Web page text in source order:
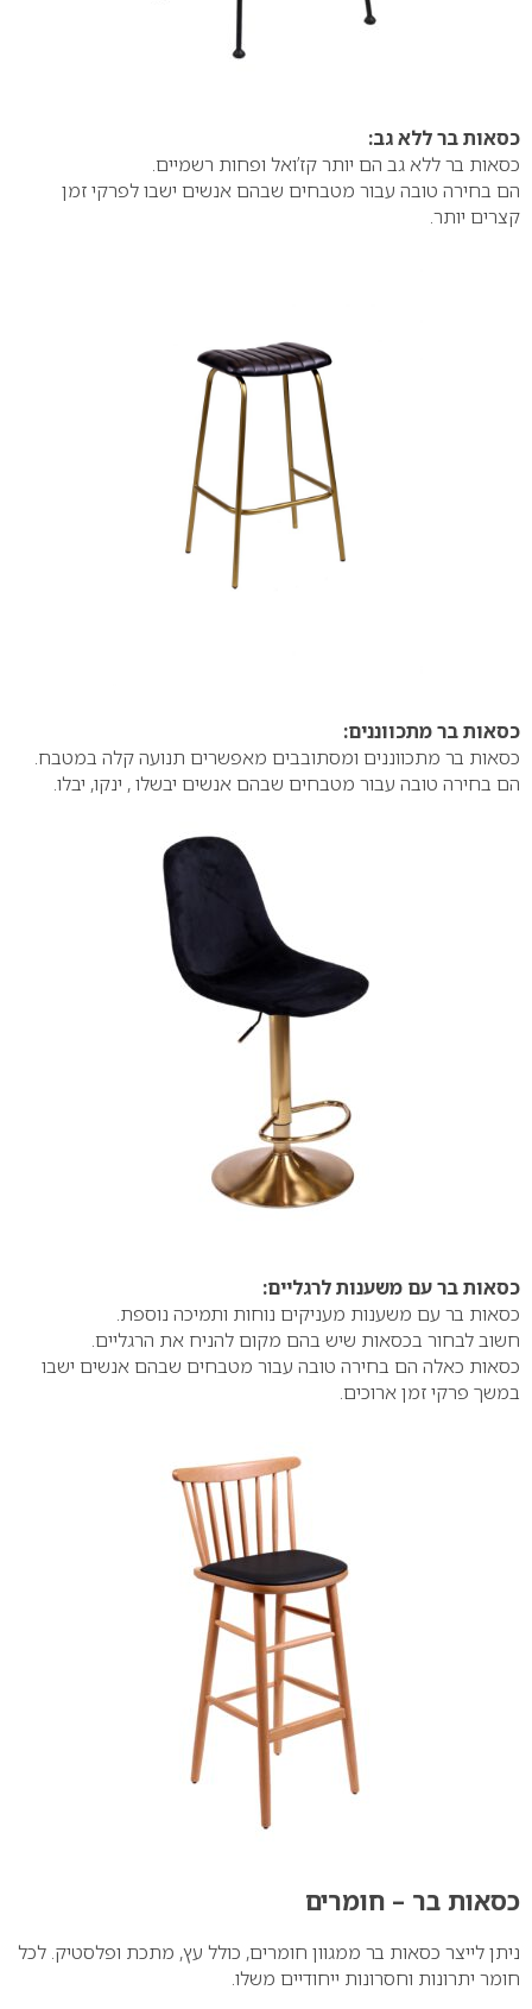
כסאות בר ללא גב:
כסאות בר ללא גב הם יותר קז’ואל ופחות רשמיים.
הם בחירה טובה עבור מטבחים שבהם אנשים ישבו לפרקי זמן
קצרים יותר.
כסאות בר מתכווננים:
כסאות בר מתכווננים ומסתובבים מאפשרים תנועה קלה במטבח.
הם בחירה טובה עבור מטבחים שבהם אנשים יבשלו , ינקו, יבלו.
כסאות בר עם משענות לרגליים:
כסאות בר עם משענות מעניקים נוחות ותמיכה נוספת.
חשוב לבחור בכסאות שיש בהם מקום להניח את הרגליים.
כסאות כאלה הם בחירה טובה עבור מטבחים שבהם אנשים ישבו
במשך פרקי זמן ארוכים.
כסאות בר – חומרים
ניתן לייצר כסאות בר ממגוון חומרים, כולל עץ, מתכת ופלסטיק. לכל
חומר יתרונות וחסרונות ייחודיים משלו.